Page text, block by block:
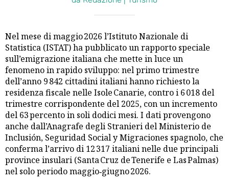
Nel mese di maggio 2026 l’Istituto Nazionale di
Statistica (ISTAT) ha pubblicato un rapporto speciale
sull’emigrazione italiana che mette in luce un
fenomeno in rapido sviluppo: nel primo trimestre
dell’anno 9 842 cittadini italiani hanno richiesto la
residenza fiscale nelle Isole Canarie, contro i 6 018 del
trimestre corrispondente del 2025, con un incremento
del 63 percento in soli dodici mesi. I dati provengono
anche dall’Anagrafe degli Stranieri del Ministerio de
Inclusión, Seguridad Social y Migraciones spagnolo, che
conferma l’arrivo di 12 317 italiani nelle due principali
province insulari (Santa Cruz de Tenerife e Las Palmas)
nel solo periodo maggio‑giugno 2026.